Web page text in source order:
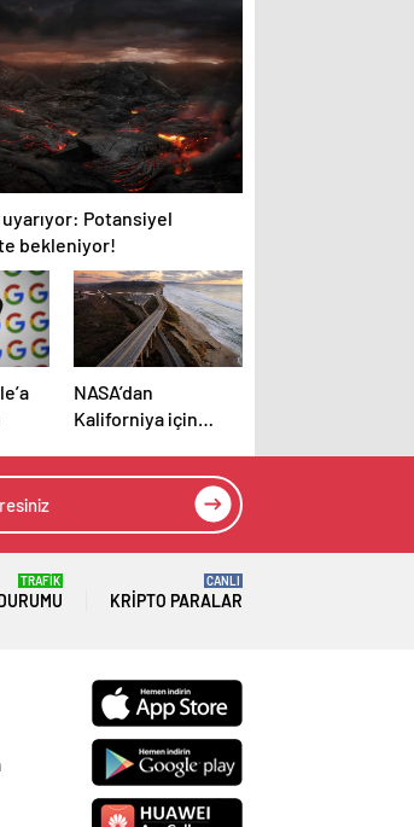
Potansiyel
bekleniyor!
NASA’dan
Kaliforniya için
kayıyor!
TRAFİK
KRIPTO PARALAR
CANLI